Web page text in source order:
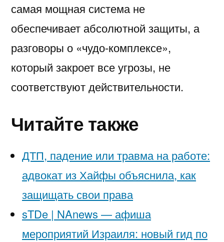
самая мощная система не
обеспечивает абсолютной защиты, а
разговоры о «чудо-комплексе»,
который закроет все угрозы, не
соответствуют действительности.
Читайте также
ДТП, падение или травма на работе:
адвокат из Хайфы объяснила, как
защищать свои права
sTDe | NAnews — афиша
мероприятий Израиля: новый гид по